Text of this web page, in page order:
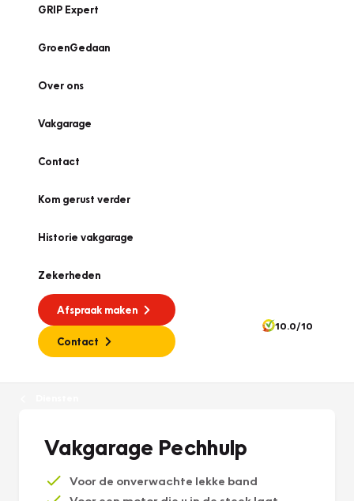
GRIP Expert
GroenGedaan
Over ons
Vakgarage
Contact
Kom gerust verder
Historie vakgarage
Zekerheden
Afspraak maken
Contact
10.0/10
Vakgarage Pechhulp
Voor de onverwachte lekke band